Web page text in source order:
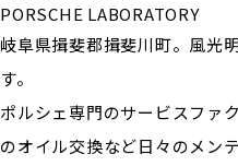
PORSCHE LABORATORY
岐阜県揖斐郡揖斐川町。風光
す。
ポルシェ専門のサービスファ
のオイル交換など日々のメン